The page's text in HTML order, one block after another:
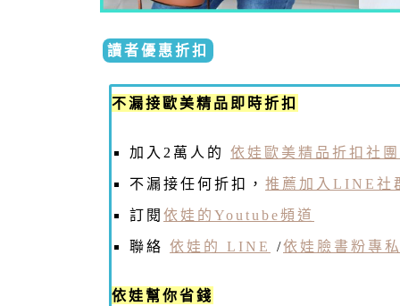
讀者優惠折扣
不漏接歐美精品即時折扣
加入2萬人的 依娃歐美精品折扣社團
不漏接任何折扣， 推薦加入LINE社
訂閱 依娃的Youtube頻道
聯絡 依娃的 LINE /依娃臉書粉專
依娃幫你省錢